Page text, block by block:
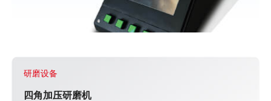
研磨设备
四角加压研磨机